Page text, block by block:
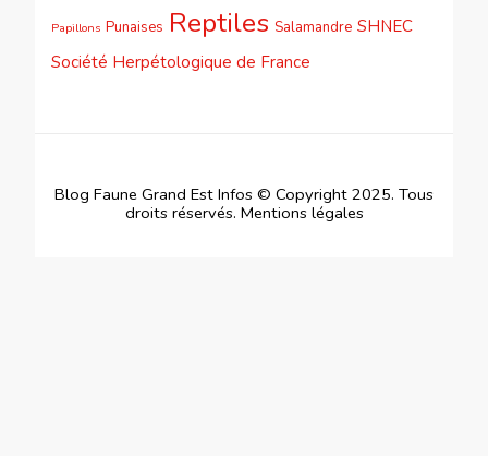
Papillons Punaises Reptiles Salamandre SHNEC
Société Herpétologique de France
Blog Faune Grand Est Infos © Copyright 2025. Tous
droits réservés. Mentions légales